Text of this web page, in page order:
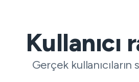
Kullanıcı
Gerçek